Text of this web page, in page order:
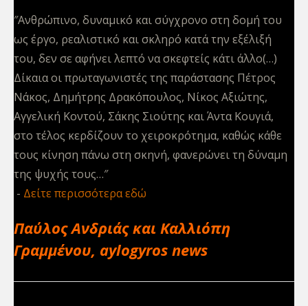
″Ανθρώπινο, δυναμικό και σύγχρονο στη δομή του
ως έργο, ρεαλιστικό και σκληρό κατά την εξέλιξή
του, δεν σε αφήνει λεπτό να σκεφτείς κάτι άλλο(…)
Δίκαια οι πρωταγωνιστές της παράστασης Πέτρος
Νάκος, Δημήτρης Δρακόπουλος, Νίκος Αξιώτης,
Αγγελική Κοντού, Σάκης Σιούτης και Άντα Κουγιά,
στο τέλος κερδίζουν το χειροκρότημα, καθώς κάθε
τους κίνηση πάνω στη σκηνή, φανερώνει τη δύναμη
της ψυχής τους…″
Δείτε περισσότερα εδώ
Παύλος Ανδριάς και Καλλιόπη
Γραμμένου, aylogyros news